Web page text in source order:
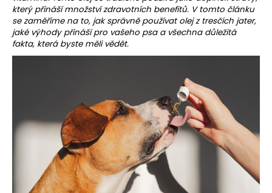
který přináší množství zdravotních benefitů. V tomto článku
se zaměříme na to, jak správně používat olej z tresčích jater,
jaké výhody přináší pro vašeho psa a všechna důležitá
fakta, která byste měli vědět.
t
?
D